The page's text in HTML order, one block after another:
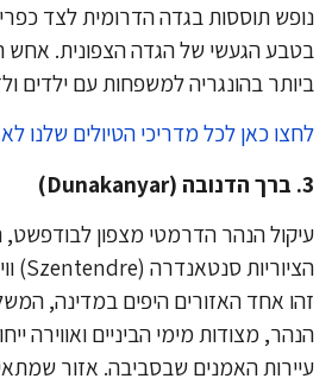
תוססות בגדה הדרומית לצד כפרים
הגעשי של הגדה הצפונית. אחש
בהונגריה למשפחות עם ילדים
כאן לכל מדריכי הטיולים שלנו
ברך הדנובה (Dunakanyar)
הנהר הדרמטי מצפון לבודפשט,
אחד האזורים היפים במדינה, המשלב
מצודות מימי הביניים ואווירה
האמנים שבסביבה. אזור שמתאים